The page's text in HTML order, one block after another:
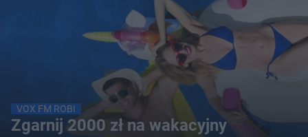
VOX FM ROBI
Zgarnij 2000 zł na wakacyjny